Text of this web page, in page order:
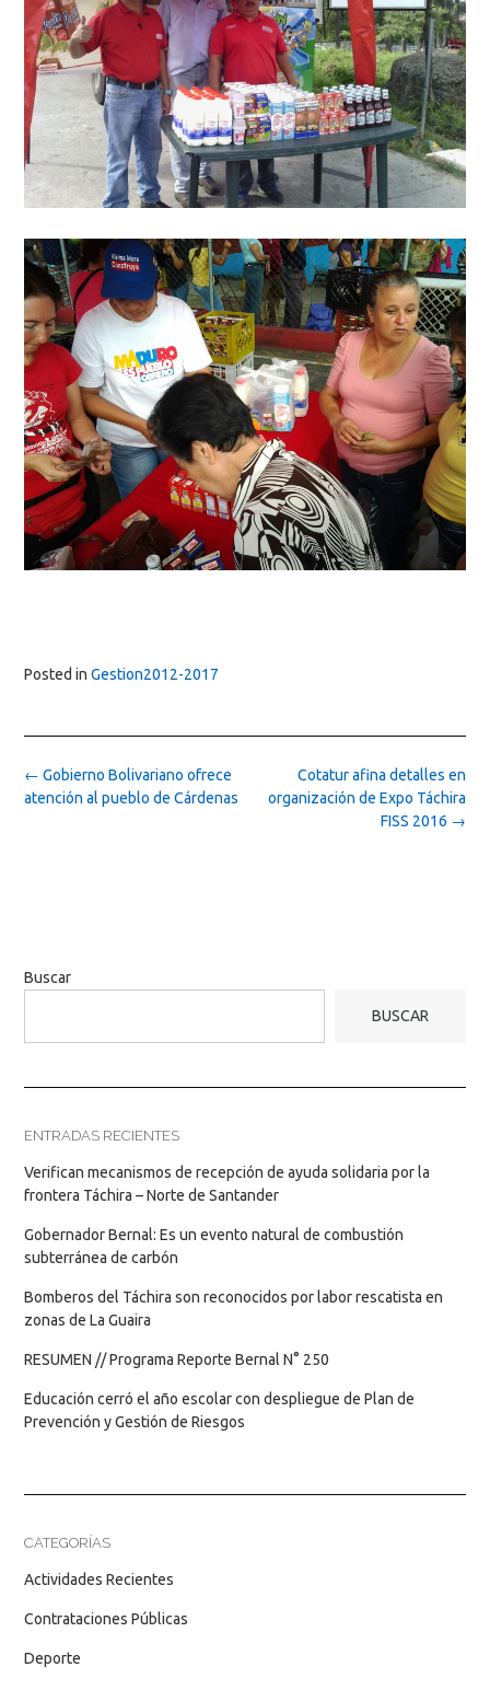
Posted in Gestion2012-2017
Post
navigation
Cotatur afina detalles en
organización de Expo Táchira
FISS 2016 →
← Gobierno Bolivariano ofrece
atención al pueblo de Cárdenas
Buscar
BUSCAR
ENTRADAS RECIENTES
Verifican mecanismos de recepción de ayuda solidaria por la
frontera Táchira – Norte de Santander
Gobernador Bernal: Es un evento natural de combustión
subterránea de carbón
Bomberos del Táchira son reconocidos por labor rescatista en
zonas de La Guaira
RESUMEN // Programa Reporte Bernal N° 250
Educación cerró el año escolar con despliegue de Plan de
Prevención y Gestión de Riesgos
CATEGORÍAS
Actividades Recientes
Contrataciones Públicas
Deporte